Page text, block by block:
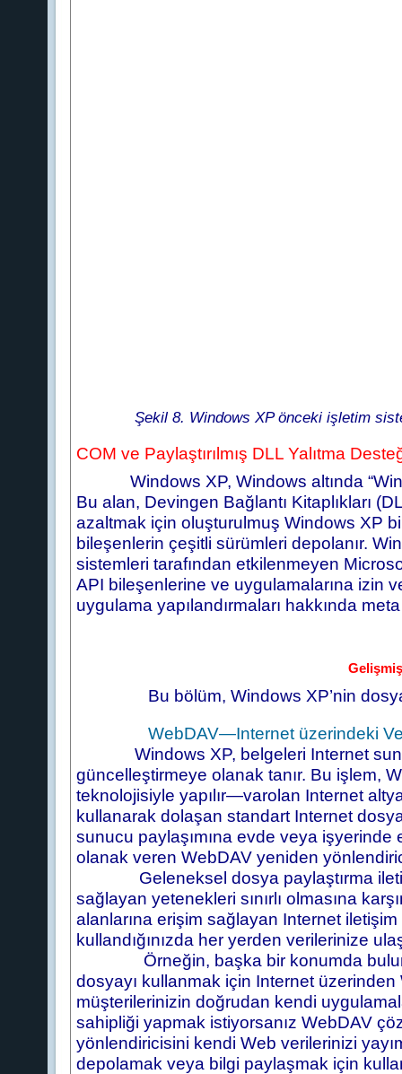
Şekil 8. Windows XP önceki işletim
COM ve Paylaştırılmış DLL Yalıtma
Windows XP, Windows altında
Bu alan, Devingen Bağlantı Kitaplıkları
azaltmak için oluşturulmuş Windows XP
bileşenlerin çeşitli sürümleri depolanır.
sistemleri tarafından etkilenmeyen
API bileşenlerine ve uygulamalarına izin
uygulama yapılandırmaları hakkında
Bu bölüm, Windows XP’nin dosya
WebDAV—Internet üzerindeki
Windows XP, belgeleri Internet
güncelleştirmeye olanak tanır. Bu işlem,
teknolojisiyle yapılır—varolan Internet
kullanarak dolaşan standart Internet
sunucu paylaşımına evde veya
olanak veren WebDAV yeniden
Geleneksel dosya paylaştırma
sağlayan yetenekleri sınırlı olmasına
alanlarına erişim sağlayan Internet iletişim
kullandığınızda her yerden verilerinize
Örneğin, başka bir konumda bulunan
dosyayı kullanmak için Internet
müşterilerinizin doğrudan kendi
sahipliği yapmak istiyorsanız WebDAV
yönlendiricisini kendi Web verilerinizi
depolamak veya bilgi paylaşmak için